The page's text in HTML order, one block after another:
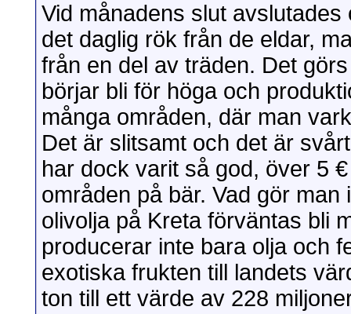
Vid månadens slut
det daglig rök från de eldar,
från en del av träden. Det
börjar bli för höga och
många områden, där man
Det är slitsamt och det är
har dock varit så god, över 5
områden på bär. Vad gör
olivolja på Kreta förväntas bli
producerar inte bara olja och
exotiska frukten till landets
ton till ett värde av 228